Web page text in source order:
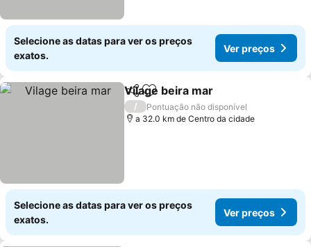
Selecione as datas para ver os preços
exatos.
Ver preços
PartilharAdicionar aos favoritos
Vilage beira mar
/
Pontuação não disponível
a 32.0 km de Centro da cidade
Selecione as datas para ver os preços
exatos.
Ver preços